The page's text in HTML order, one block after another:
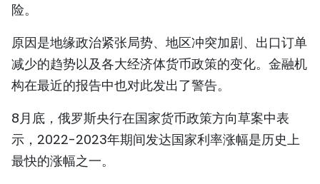
险。
原因是地缘政治紧张局势、地区冲突加剧、出口订单
减少的趋势以及各大经济体货币政策的变化。金融机
构在最近的报告中也对此发出了警告。
8月底，俄罗斯央行在国家货币政策方向草案中表
示，2022-2023年期间发达国家利率涨幅是历史上
最快的涨幅之一。